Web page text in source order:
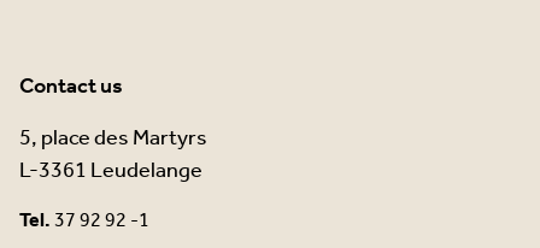
Contact us
5, place des Martyrs
L-3361 Leudelange
Tel.37 92 92 -1